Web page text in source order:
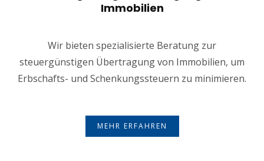
Immobilien
Wir bieten spezialisierte Beratung zur
steuergünstigen Übertragung von Immobilien, um
Erbschafts- und Schenkungssteuern zu minimieren.
MEHR ERFAHREN